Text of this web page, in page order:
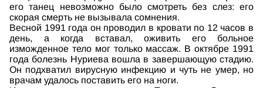
его танец невозможно было смотреть без слез: его
скорая смерть не вызывала сомнения.
Весной 1991 года он проводил в кровати по 12 часов в
день, а когда вставал, оживить его больное
изможденное тело мог только массаж. В октябре 1991
года болезнь Нуриева вошла в завершающую стадию.
Он подхватил вирусную инфекцию и чуть не умер, но
врачам удалось поставить его на ноги.